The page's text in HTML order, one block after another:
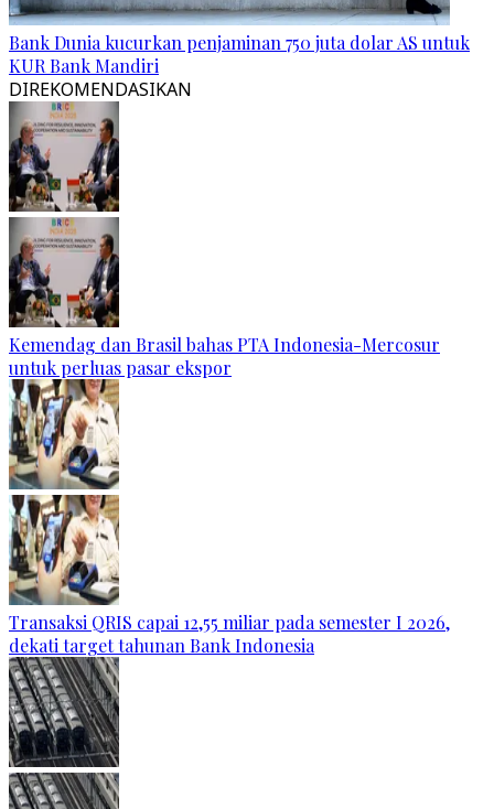
Bank Dunia kucurkan penjaminan 750 juta dolar AS untuk
KUR Bank Mandiri
DIREKOMENDASIKAN
Kemendag dan Brasil bahas PTA Indonesia-Mercosur
untuk perluas pasar ekspor
Transaksi QRIS capai 12,55 miliar pada semester I 2026,
dekati target tahunan Bank Indonesia